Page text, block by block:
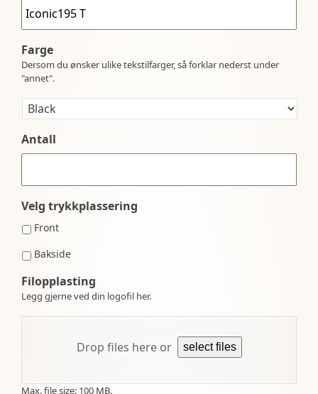
Farge
Dersom du ønsker ulike tekstilfarger, så forklar nederst under
"annet".
Antall
Velg trykkplassering
Front
Bakside
Filopplasting
Legg gjerne ved din logofil her.
Drop files here or select files
Max. file size: 100 MB.